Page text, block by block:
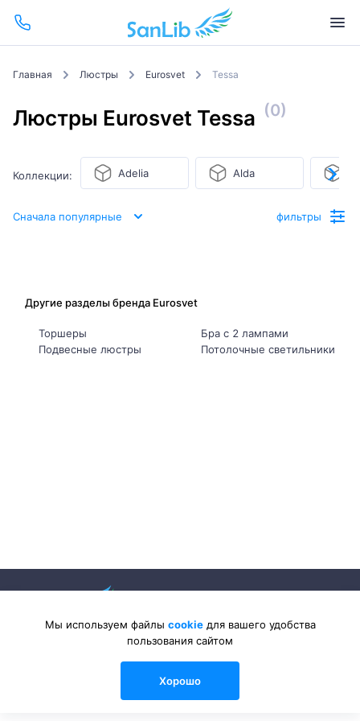
Главная Люстры Eurosvet Tessa
Люстры Eurosvet Tessa (0)
Коллекции: Adelia Alda
Сначала популярные фильтры
Другие разделы бренда Eurosvet
Торшеры
Подвесные люстры
Бра с 2 лампами
Потолочные светильники
2026 © Sanlib-Santehnika.ru — интернет-магазин сантехники
Мы используем файлы cookieдля вашего удобства
пользования сайтом
Хорошо